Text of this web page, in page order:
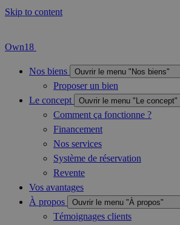
Skip to content
Own18
Nos biens Ouvrir le menu "Nos biens"
Proposer un bien
Le concept
Ouvrir le menu "Le concept"
Comment ça fonctionne ?
Financement
Nos services
Système de réservation
Revente
Vos avantages
À propos
Ouvrir le menu "À propos"
Témoignages clients